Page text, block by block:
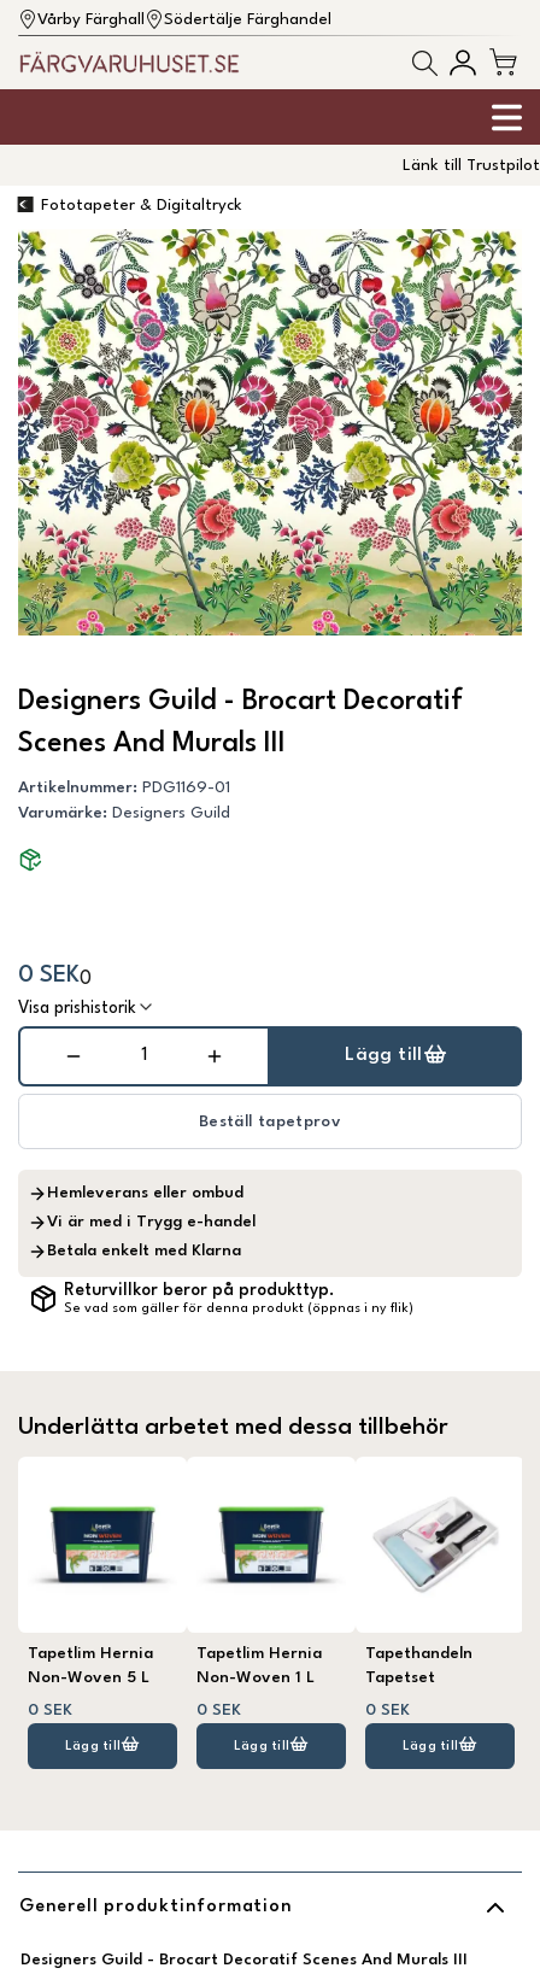
Vårby Färghall Södertälje Färghandel
Länk till Trustpilot
Fototapeter & Digitaltryck
Designers Guild - Brocart Decoratif
Scenes And Murals III
Artikelnummer: PDG1169-01
Varumärke: Designers Guild
0 SEK0
Visa prishistorik
Lägg till
Beställ tapetprov
Hemleverans eller ombud
Vi är med i Trygg e-handel
Betala enkelt med Klarna
Returvillkor beror på produkttyp.
Se vad som gäller för denna produkt (öppnas i ny flik)
Underlätta arbetet med dessa tillbehör
Tapetlim Hernia
Non-Woven 5 L
0 SEK
Lägg till
Tapetlim Hernia
Non-Woven 1 L
0 SEK
Lägg till
Tapethandeln
Tapetset
0 SEK
Lägg till
Generell produktinformation
Designers Guild - Brocart Decoratif Scenes And Murals III